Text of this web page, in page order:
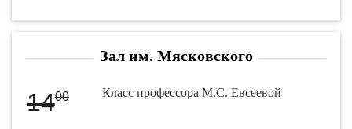
Зал им. Мясковского
1400 Класс профессора М.С. Евсеевой